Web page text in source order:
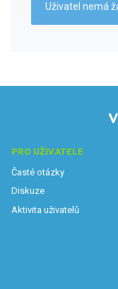
Uživatel nemá
PRO UŽIVATELE
Časté otázky
Diskuze
Aktivita uživatelů